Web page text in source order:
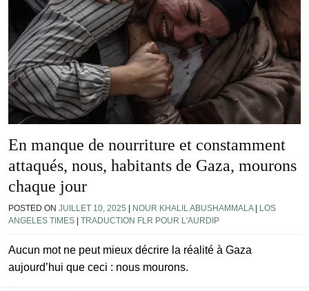
En manque de nourriture et constamment
attaqués, nous, habitants de Gaza, mourons
chaque jour
POSTED ON JUILLET 10, 2025 NOUR KHALIL ABUSHAMMALA|
LOS
ANGELES TIMES
TRADUCTION FLR POUR L'AURDIP
Aucun mot ne peut mieux décrire la réalité à Gaza
aujourd’hui que ceci : nous mourons.